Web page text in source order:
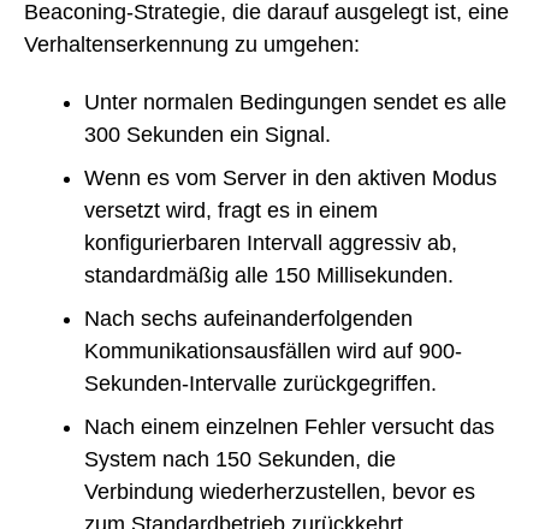
Beaconing-Strategie, die darauf ausgelegt ist, eine
Verhaltenserkennung zu umgehen:
Unter normalen Bedingungen sendet es alle
300 Sekunden ein Signal.
Wenn es vom Server in den aktiven Modus
versetzt wird, fragt es in einem
konfigurierbaren Intervall aggressiv ab,
standardmäßig alle 150 Millisekunden.
Nach sechs aufeinanderfolgenden
Kommunikationsausfällen wird auf 900-
Sekunden-Intervalle zurückgegriffen.
Nach einem einzelnen Fehler versucht das
System nach 150 Sekunden, die
Verbindung wiederherzustellen, bevor es